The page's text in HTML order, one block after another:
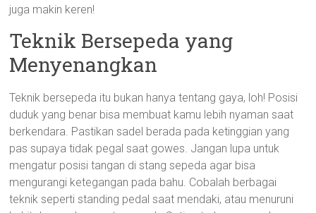
juga makin keren!
Teknik Bersepeda yang
Menyenangkan
Teknik bersepeda itu bukan hanya tentang gaya, loh! Posisi
duduk yang benar bisa membuat kamu lebih nyaman saat
berkendara. Pastikan sadel berada pada ketinggian yang
pas supaya tidak pegal saat gowes. Jangan lupa untuk
mengatur posisi tangan di stang sepeda agar bisa
mengurangi ketegangan pada bahu. Cobalah berbagai
teknik seperti standing pedal saat mendaki, atau menuruni